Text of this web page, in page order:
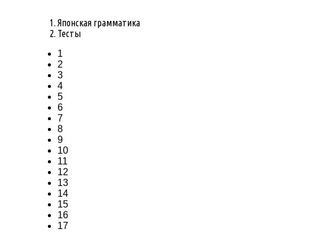
Японская грамматика
Тесты
1
2
3
4
5
6
7
8
9
10
11
12
13
14
15
16
17